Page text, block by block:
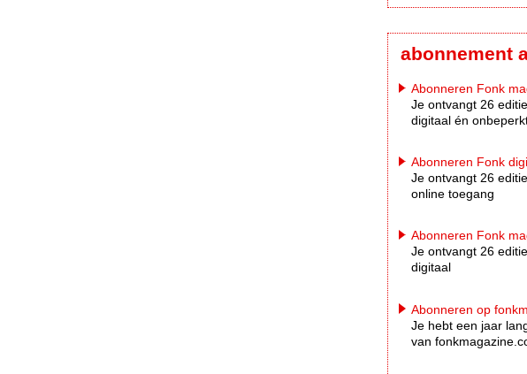
abonnement
Abonneren Fonk
Je ontvangt 26
digitaal én
Abonneren Fonk
Je ontvangt 26
online toegang
Abonneren Fonk
Je ontvangt 26
digitaal
Abonneren op
Je hebt een jaar
van